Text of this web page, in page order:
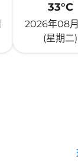
33°C
2026年08月
(星期二)